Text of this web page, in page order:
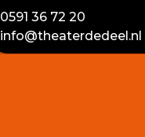
0591 36 72 20
info@theaterdedeel.nl